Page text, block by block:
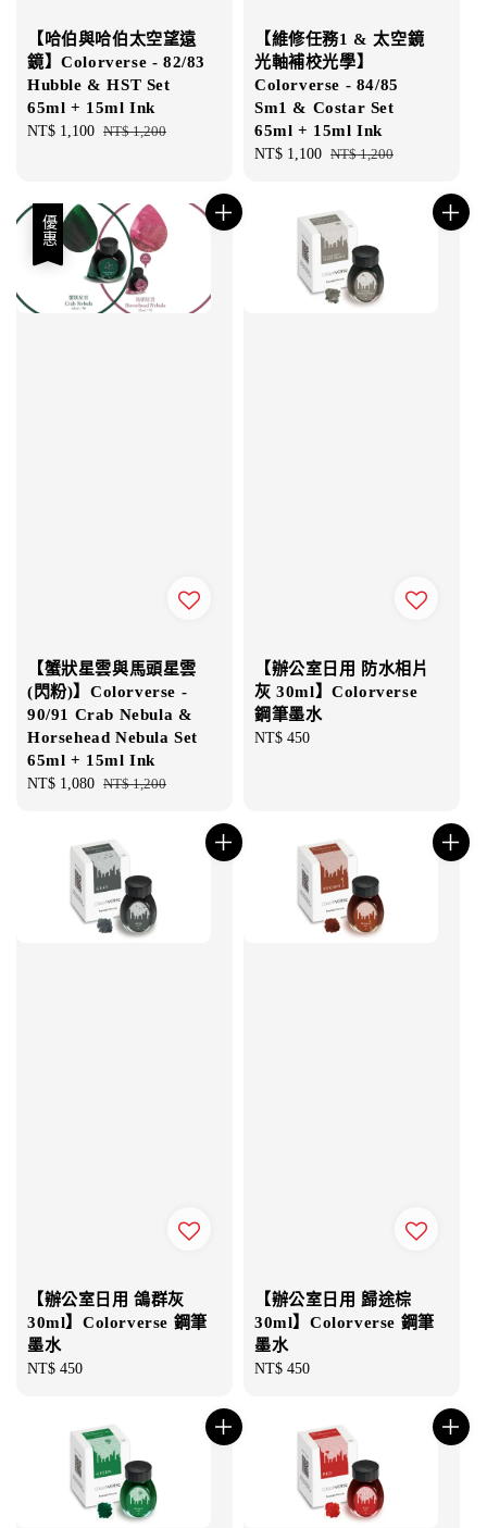
【哈伯與哈伯太空望遠
鏡】Colorverse - 82/83
Hubble & HST Set
65ml + 15ml Ink
Sale
NT$ 1,100 Regular
NT$ 1,200
【維修任務1 & 太空鏡
光軸補校光學】
Colorverse - 84/85
Sm1 & Costar Set
65ml + 15ml Ink
Sale
NT$ 1,100 Regular
NT$ 1,200
優惠
【蟹狀星雲與馬頭星雲
(閃粉)】Colorverse -
90/91 Crab Nebula &
Horsehead Nebula Set
65ml + 15ml Ink
Sale
NT$ 1,080 Regular
NT$ 1,200
【辦公室日用 防水相片
灰 30ml】Colorverse
鋼筆墨水
Regular
NT$ 450
【辦公室日用 鴿群灰
30ml】Colorverse 鋼筆
墨水
Regular
NT$ 450
【辦公室日用 歸途棕
30ml】Colorverse 鋼筆
墨水
Regular
NT$ 450